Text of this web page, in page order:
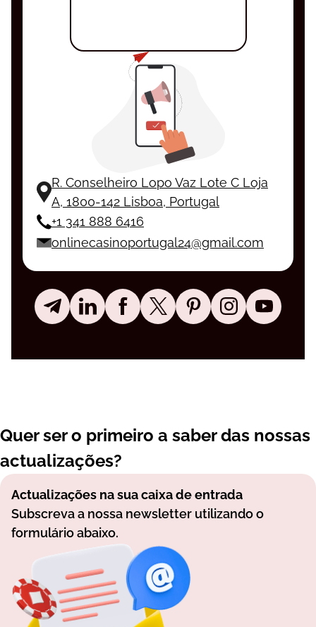
R. Conselheiro Lopo Vaz Lote C Loja
A, 1800-142 Lisboa, Portugal
+1 341 888 6416
onlinecasinoportugal24@gmail.com
Quer ser o primeiro a saber das nossas
actualizações?
Actualizações na sua caixa de entrada
Subscreva a nossa newsletter utilizando o
formulário abaixo.